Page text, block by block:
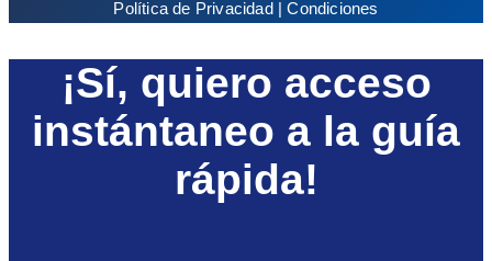
Política de Privacidad|Condiciones
¡Sí, quiero acceso
instántaneo a la guía
rápida!